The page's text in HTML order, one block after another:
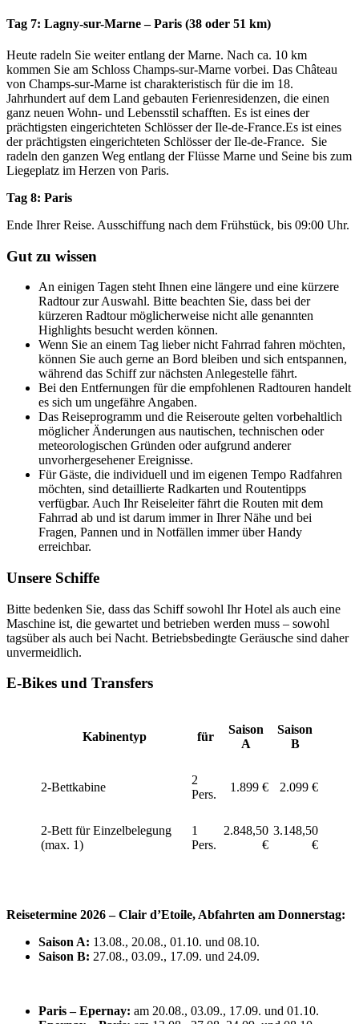
Tag 7: Lagny-sur-Marne – Paris (38 oder 51 km)
Heute radeln Sie weiter entlang der Marne. Nach ca. 10 km
kommen Sie am Schloss Champs-sur-Marne vorbei. Das Château
von Champs-sur-Marne ist charakteristisch für die im 18.
Jahrhundert auf dem Land gebauten Ferienresidenzen, die einen
ganz neuen Wohn- und Lebensstil schafften. Es ist eines der
prächtigsten eingerichteten Schlösser der Ile-de-France.Es ist eines
der prächtigsten eingerichteten Schlösser der Ile-de-France. Sie
radeln den ganzen Weg entlang der Flüsse Marne und Seine bis zum
Liegeplatz im Herzen von Paris.
Tag 8: Paris
Ende Ihrer Reise. Ausschiffung nach dem Frühstück, bis 09:00 Uhr.
Gut zu wissen
An einigen Tagen steht Ihnen eine längere und eine kürzere
Radtour zur Auswahl. Bitte beachten Sie, dass bei der
kürzeren Radtour möglicherweise nicht alle genannten
Highlights besucht werden können.
Wenn Sie an einem Tag lieber nicht Fahrrad fahren möchten,
können Sie auch gerne an Bord bleiben und sich entspannen,
während das Schiff zur nächsten Anlegestelle fährt.
Bei den Entfernungen für die empfohlenen Radtouren handelt
es sich um ungefähre Angaben.
Das Reiseprogramm und die Reiseroute gelten vorbehaltlich
möglicher Änderungen aus nautischen, technischen oder
meteorologischen Gründen oder aufgrund anderer
unvorhergesehener Ereignisse.
Für Gäste, die individuell und im eigenen Tempo Radfahren
möchten, sind detaillierte Radkarten und Routentipps
verfügbar. Auch Ihr Reiseleiter fährt die Routen mit dem
Fahrrad ab und ist darum immer in Ihrer Nähe und bei
Fragen, Pannen und in Notfällen immer über Handy
erreichbar.
Unsere Schiffe
Bitte bedenken Sie, dass das Schiff sowohl Ihr Hotel als auch eine
Maschine ist, die gewartet und betrieben werden muss – sowohl
tagsüber als auch bei Nacht. Betriebsbedingte Geräusche sind daher
unvermeidlich.
E-Bikes und Transfers
Kabinentyp für
Saison
A
Saison
B
2-Bettkabine
2
Pers.
1.899 € 2.099 €
2-Bett für Einzelbelegung
(max. 1)
1
Pers.
2.848,50
€
3.148,50
€
Reisetermine 2026 – Clair d’Etoile, Abfahrten am Donnerstag:
Saison A: 13.08., 20.08., 01.10. und 08.10.
Saison B: 27.08., 03.09., 17.09. und 24.09.
Paris – Epernay: am 20.08., 03.09., 17.09. und 01.10.